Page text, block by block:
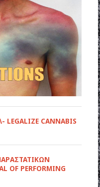
CANNABIS
OF PERFORMING